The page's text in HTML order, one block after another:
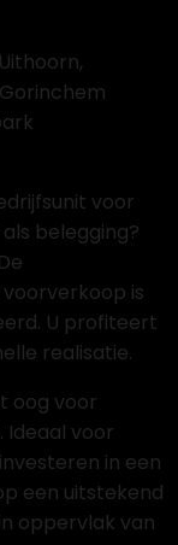
voor
belegging?
is
U profiteert
realisatie.
oog voor
Ideaal voor
in een
een uitstekend
oppervlak van